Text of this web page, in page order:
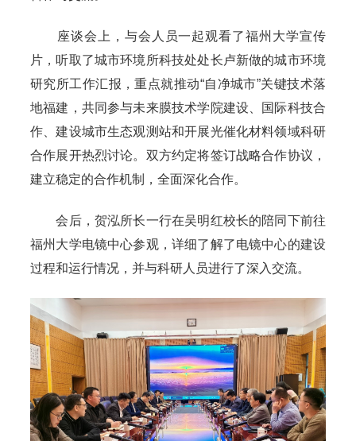
座谈会上，与会人员一起观看了福州大学宣传
片，听取了城市环境所科技处处长卢新做的城市环境
研究所工作汇报，重点就推动“自净城市”关键技术落
地福建，共同参与未来膜技术学院建设、国际科技合
作、建设城市生态观测站和开展光催化材料领域科研
合作展开热烈讨论。双方约定将签订战略合作协议，
建立稳定的合作机制，全面深化合作。
会后，贺泓所长一行在吴明红校长的陪同下前往
福州大学电镜中心参观，详细了解了电镜中心的建设
过程和运行情况，并与科研人员进行了深入交流。